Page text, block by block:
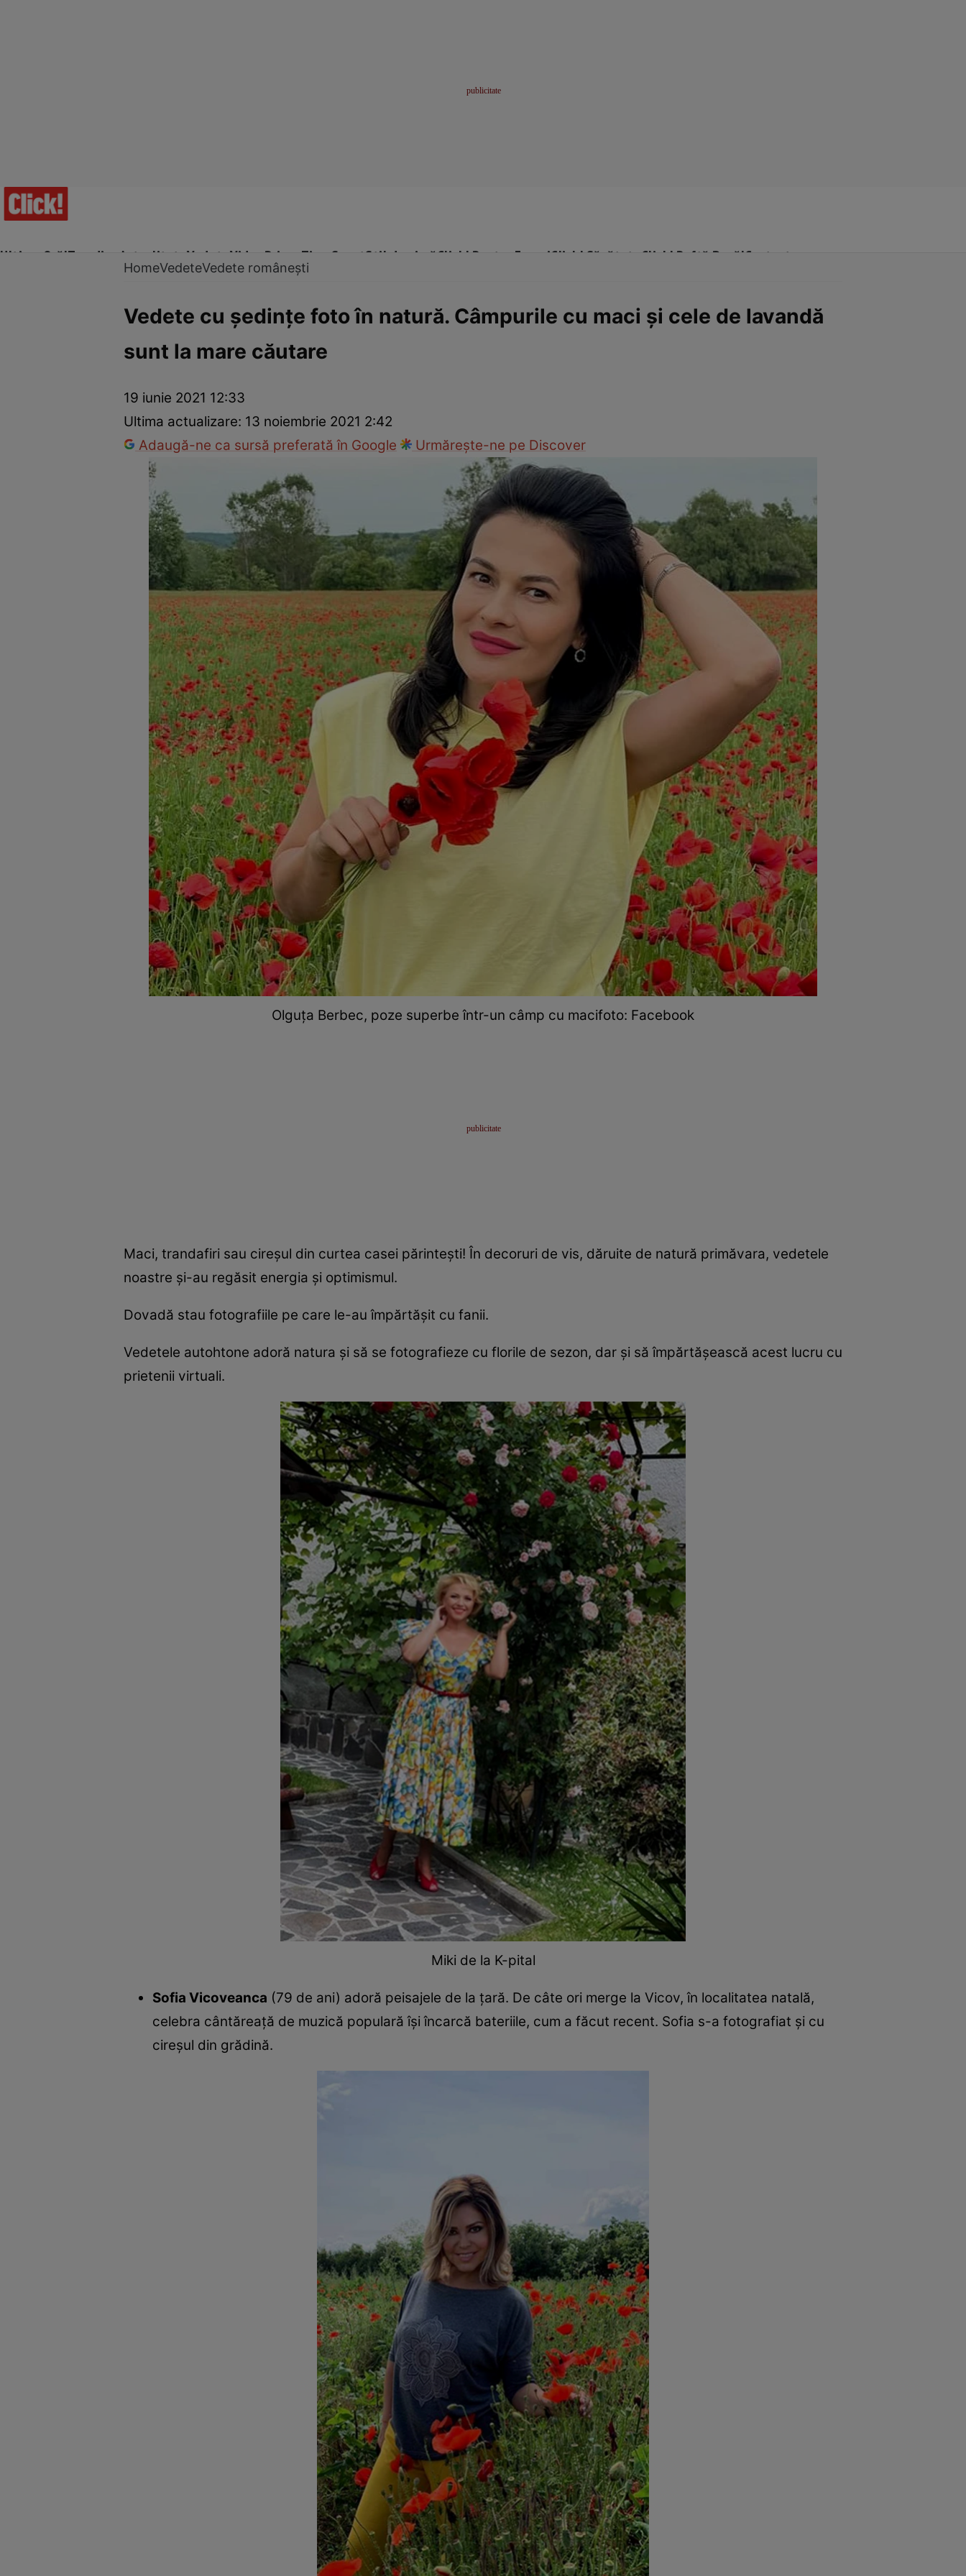
Ultima Oră!Trending Actualitate Vedete Video Prime Time SportStil de viațăClick! Pentru FemeiClick! Sănătate Click! Poftă Bună!Contact
Vedete internaționaleVedete româneștiInterviurile Click!
HomeVedeteVedete românești
Vedete cu şedințe foto în natură. Câmpurile cu maci şi cele de lavandă
sunt la mare căutare
19 iunie 2021 12:33
Ultima actualizare: 13 noiembrie 2021 2:42
Adaugă-ne ca sursă preferată în Google
Urmărește-ne pe Discover
Olguța Berbec, poze superbe într-un câmp cu macifoto: Facebook
Maci, trandafiri sau cireşul din curtea casei părinteşti! În decoruri de vis, dăruite de natură primăvara, vedetele
noastre şi-au regăsit energia şi optimismul.
Dovadă stau fotografiile pe care le-au împărtăşit cu fanii.
Vedetele autohtone adoră natura şi să se fotografieze cu florile de sezon, dar şi să împărtăşească acest lucru cu
prietenii virtuali.
Miki de la K-pital
Sofia Vicoveanca (79 de ani) adoră peisajele de la ţară. De câte ori merge la Vicov, în localitatea natală,
celebra cântăreaţă de muzică populară îşi încarcă bateriile, cum a făcut recent. Sofia s-a fotografiat şi cu
cireşul din grădină.